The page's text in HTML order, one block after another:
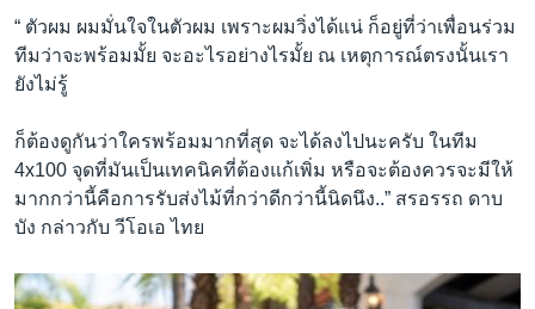
“ ตัวผม ผมมั่นใจในตัวผม เพราะผมวิ่งได้แน่ ก็อยู่ที่ว่าเพื่อนร่วม
ทีมว่าจะพร้อมมั้ย จะอะไรอย่างไรมั้ย ณ เหตุการณ์ตรงนั้นเรา
ยังไม่รู้
ก็ต้องดูกันว่าใครพร้อมมากที่สุด จะได้ลงไปนะครับ ในทีม
4x100 จุดที่มันเป็นเทคนิคที่ต้องแก้เพิ่ม หรือจะต้องควรจะมีให้
มากกว่านี้คือการรับส่งไม้ที่กว่าดีกว่านี้นิดนึง..” สรอรรถ ดาบ
บัง กล่าวกับ วีโอเอ ไทย